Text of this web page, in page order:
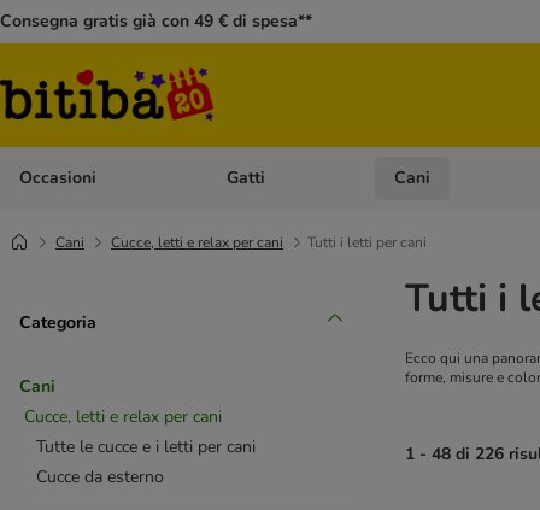
Consegna gratis già con 49 € di spesa**
Occasioni Apri Menù Categoria: Occasioni
Gatti Apri Menù Categoria:
Cani
Cani Cucce, letti e relax per cani Tutti i letti per cani
Categoria
Cani
Cucce, letti e relax per cani
Tutte le cucce e i letti per cani
Cucce da esterno
Tutti i
Ecco qui una
forme, misure e
1 - 48 di 226